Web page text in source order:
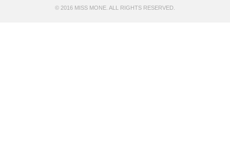
© 2016 MISS MONE. ALL RIGHTS RESERVED.